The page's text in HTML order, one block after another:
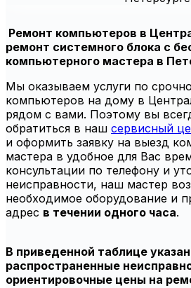
Ремонт компьютеров в
ремонт системного блока с
компьютерного мастера в
Мы оказываем услуги по
компьютеров на дому в
рядом с вами. Поэтому вы
обратиться в наш сервисный
и оформить заявку на выезд
мастера в удобное для Вас
консультации по телефону и
неисправности, наш мастер
необходимое оборудование и
адрес в течении одного часа.
В приведенной таблице
распространенные
ориентировочные цены на